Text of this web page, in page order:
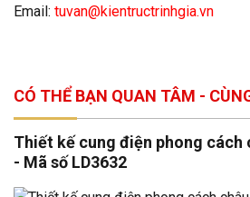
Email: tuvan@kientructrinhgia.vn
CÓ THỂ BẠN QUAN TÂM -
Thiết kế cung điện phong cách
- Mã số LD3632